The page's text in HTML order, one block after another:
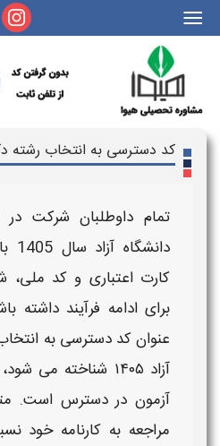
|||
کد دسترسی به انتخاب رشته
تمام داوطلبان شرکت در
دانشگاه آزاد سال 1405
کارت اعتباری و کد ملی،
برای ادامه فرآیند داشته
عنوان کد دسترسی به
آزاد ۱۴۰۵
شناخته می‌ شود،
آزمون در دسترس است.
مراجعه به کارنامه خود